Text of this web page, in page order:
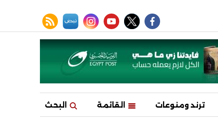
facebook
twitter
youtube
instagram
نبض rss feed
ترند ومنوعات القائمة البحث